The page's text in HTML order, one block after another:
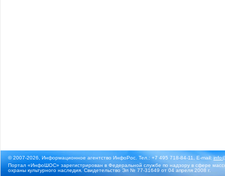
© 2007-2026, Информационное агентство ИнфоРос. Тел.: +7 495 718-84-11, E-mail:
Портал «ИнфоШОС» зарегистрирован в Федеральной службе по надзору в сфере
охраны культурного наследия. Свидетельство Эл № 77-31649 от 04 апреля 2008 г.